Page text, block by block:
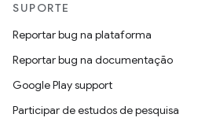
SUPORTE
Reportar bug na plataforma
Reportar bug na documentação
Google Play support
Participar de estudos de pesquisa